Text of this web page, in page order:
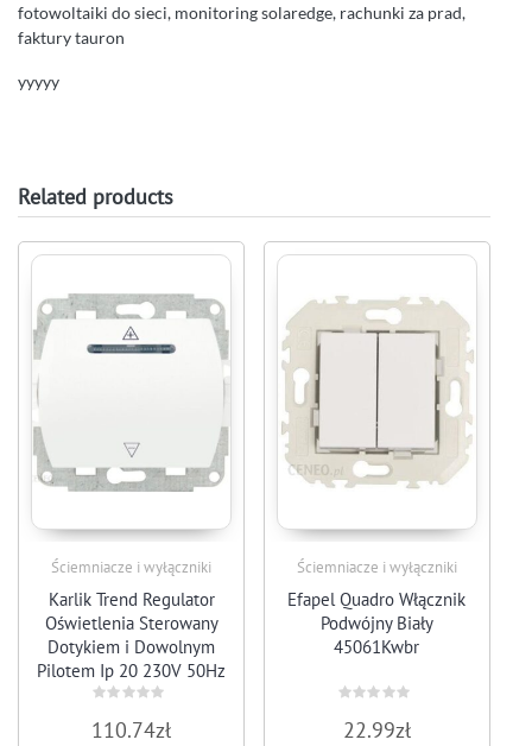
fotowoltaiki do sieci, monitoring solaredge, rachunki za prad,
faktury tauron
yyyyy
Related products
Ściemniacze i wyłączniki
Karlik Trend Regulator
Oświetlenia Sterowany
Dotykiem i Dowolnym
Pilotem Ip 20 230V 50Hz
40 – 500W Beżowy (1RO-
1)
0
110.74zł
Ściemniacze i wyłączniki
Efapel Quadro Włącznik
Podwójny Biały
45061Kwbr
022.99zł